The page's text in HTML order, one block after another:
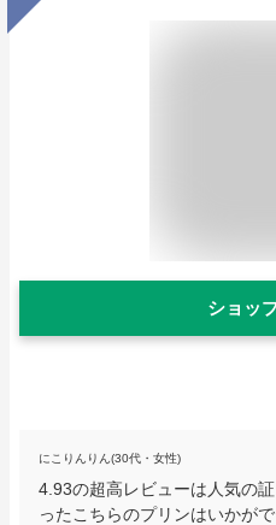
ショッ
にこりんりん(30代・女性)
4.93の超高レビューは人気の
ったこちらのプリンはいかが